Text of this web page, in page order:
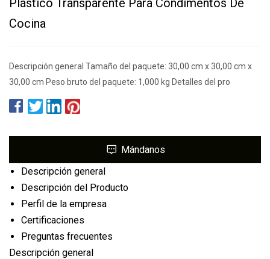
Cocina
Descripción general Tamaño del paquete: 30,00 cm x 30,00 cm x
30,00 cm Peso bruto del paquete: 1,000 kg Detalles del pro
Mándanos
Descripción general
Descripción del Producto
Perfil de la empresa
Certificaciones
Preguntas frecuentes
Descripción general